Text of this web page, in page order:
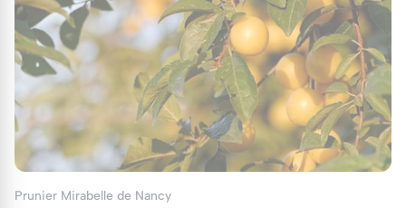
Prunier Mirabelle de Nancy